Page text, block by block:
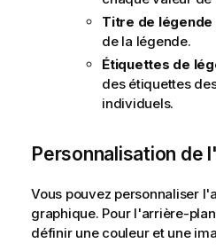
Titre de légende
de la légende.
Étiquettes de
des étiquettes
individuels.
Personnalisation de
Vous pouvez personnaliser
graphique. Pour l'arrière-
définir une couleur et une